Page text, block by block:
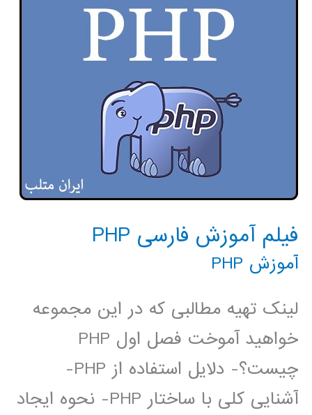
فیلم آموزش فارسی PHP
آموزش PHP
لینک تهیه مطالبی که در این مجموعه
خواهید آموخت فصل اول PHP
چیست؟- دلایل استفاده از PHP-
آشنایی کلی با ساختار PHP- نحوه ایجاد